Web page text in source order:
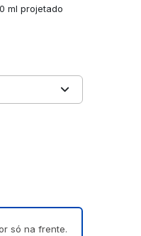
ml projetado
só na frente.